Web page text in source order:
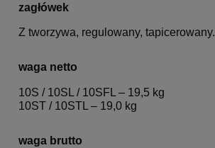
zagłówek
Z tworzywa, regulowany, tapicerowany.
waga netto
10S / 10SL / 10SFL – 19,5 kg
10ST / 10STL – 19,0 kg
waga brutto